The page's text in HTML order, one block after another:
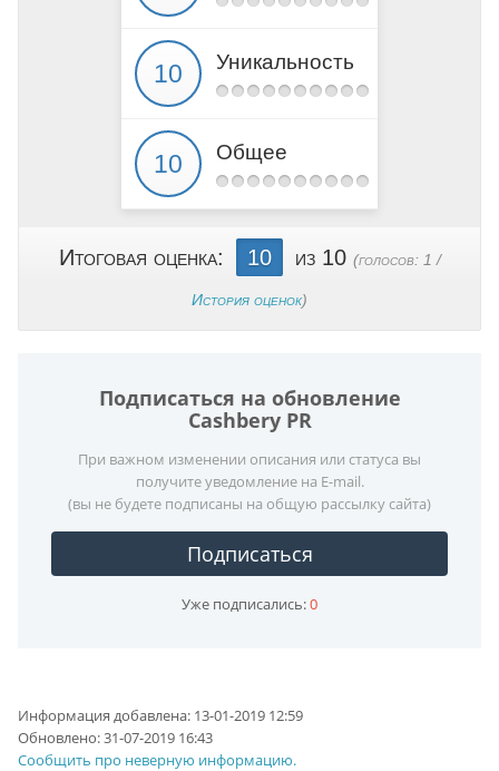
Уникальность
Общее
Итоговая оценка: 10 из 10 (голосов: 1 /
История оценок)
Подписаться на обновление
Cashbery PR
При важном изменении описания или статуса вы
получите уведомление на E-mail.
(вы не будете подписаны на общую рассылку сайта)
Подписаться
Уже подписались:0
Информация добавлена: 13-01-2019 12:59
Обновлено:31-07-2019 16:43
Сообщить про неверную информацию.